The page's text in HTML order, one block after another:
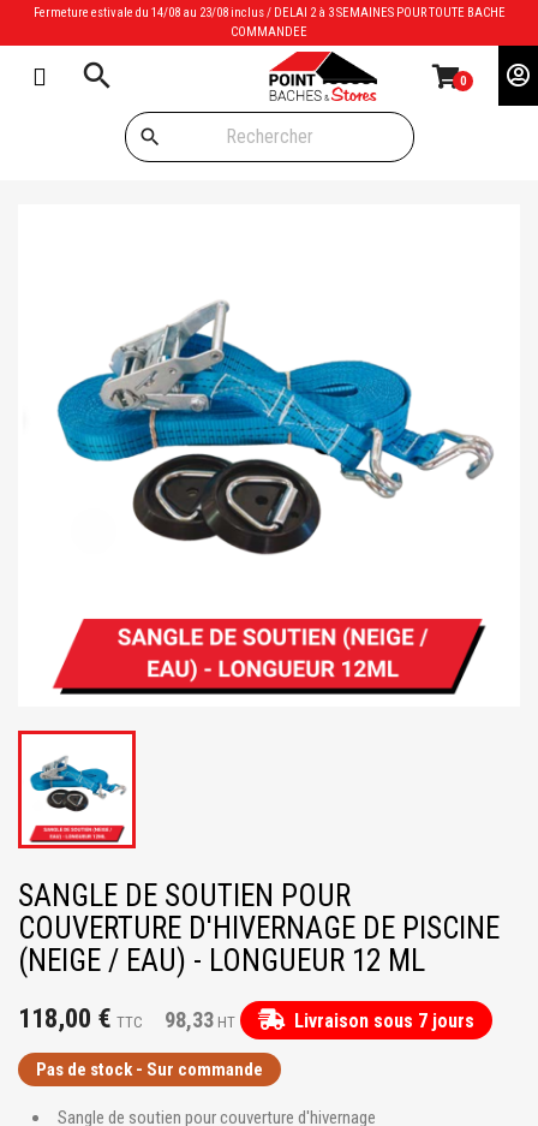
Fermeture estivale du 14/08 au 23/08 inclus / DELAI 2 à 3 SEMAINES POUR TOUTE BACHE
COMMANDEE
search 0
search
SANGLE DE SOUTIEN POUR
COUVERTURE D'HIVERNAGE DE PISCINE
(NEIGE / EAU) - LONGUEUR 12 ML
118,00 € TTC 98,33 HT Livraison sous 7 jours
Pas de stock - Sur commande
Sangle de soutien pour couverture d'hivernage